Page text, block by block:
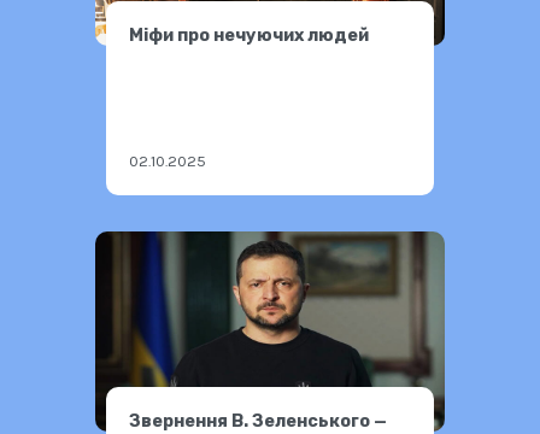
Міфи про нечуючих людей
02.10.2025
Звернення В. Зеленського —